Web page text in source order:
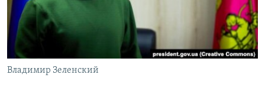
ПОБЕДИТЕЛЕЙ НЕ СУДЯТ?
КРЫМ.НЕПОКОРЕННЫЙ
ELIFBE
УКРАИНСКАЯ ПРОБЛЕМА КРЫМА
ПРИСОЕДИНЯЙТЕСЬ!
Владимир Зеленский